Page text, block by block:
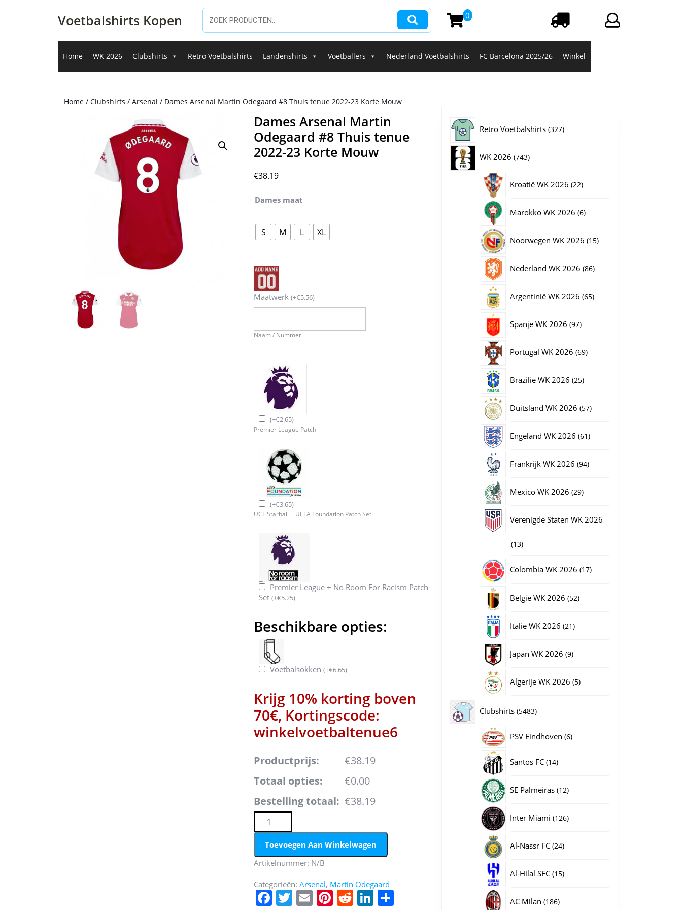
inhoud
Voetbalshirts Kopen Winkelwagen
0
Home WK 2026 Clubshirts Retro Voetbalshirts Landenshirts Voetballers Nederland Voetbalshirts FC Barcelona 2025/26 Winkel
Home / Clubshirts / Arsenal / Dames Arsenal Martin Odegaard #8 Thuis tenue 2022-23 Korte Mouw
Dames Arsenal Martin
Odegaard #8 Thuis tenue
2022-23 Korte Mouw
€38.19
Dames maat
S M L XL
Maatwerk(+€5.56)
Naam / Nummer
(+€2.65)
Premier League Patch
(+€3.65)
UCL Starball + UEFA Foundation Patch Set
Premier League + No Room For Racism Patch
Set(+€5.25)
Beschikbare opties:
Voetbalsokken(+€6.65)
Krijg 10% korting boven
70€, Kortingscode:
winkelvoetbaltenue6
Productprijs:
€38.19
Totaal opties:
€0.00
Bestelling totaal: €38.19
Dames Arsenal Martin Odegaard #8 Thuis tenue 2022-23 Korte Mouw aantal
Toevoegen Aan Winkelwagen
Artikelnummer: N/B
Categorieën:Arsenal, Martin Odegaard
F T E Pi R Li
Retro Voetbalshirts 327327
WK 2026 743743
Kroatië WK 2026 2222
Marokko WK 2026 66
Noorwegen WK 2026 1515
Nederland WK 2026 8686
Argentinië WK 2026 6565
Spanje WK 2026 9797
Portugal WK 2026 6969
Brazilië WK 2026 2525
Duitsland WK 2026 5757
Engeland WK 2026 6161
Frankrijk WK 2026 9494
Mexico WK 2026 2929
Verenigde Staten WK 2026
1313
producten
Colombia WK 2026 1717
België WK 2026 5252
Italië WK 2026 2121
Japan WK 2026 99
Algerije WK 2026 55
Clubshirts 54835483
producten
PSV Eindhoven 66
Santos FC 1414
SE Palmeiras 1212
Inter Miami 126126
Al-Nassr FC 2424
Al-Hilal SFC 1515
AC Milan 186186